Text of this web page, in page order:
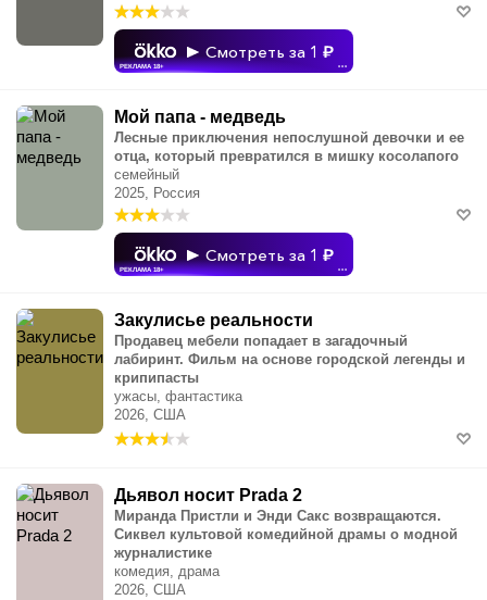
РЕКЛАМА 18+ •••
Смотреть за 1
Мой папа - медведь
Лесные приключения непослушной девочки и ее
отца, который превратился в мишку косолапого
семейный
2025, Россия
РЕКЛАМА 18+ •••
Смотреть за 1
Закулисье реальности
Продавец мебели попадает в загадочный
лабиринт. Фильм на основе городской легенды и
крипипасты
ужасы, фантастика
2026, США
Дьявол носит Prada 2
Миранда Пристли и Энди Сакс возвращаются.
Сиквел культовой комедийной драмы о модной
журналистике
комедия, драма
2026, США